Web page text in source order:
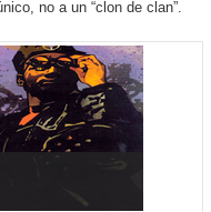
no a un “clon de clan”.